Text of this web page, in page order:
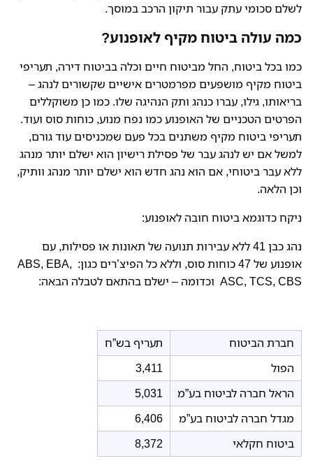
לשלם סכומי עתק עבור תיקון הרכב במוסך.
כמה עולה ביטוח מקיף לאופנוע?
כמו בכל ביטוח, החל מביטוח חיים וכלה בביטוח דירה, תעריפי
ביטוח מקיף מושפעים מפרמטרים אישיים שקשורים לנהג –
בריאותו, גילו, עברו כנהג ותק הנהיגה שלו. כמו כן משוקללים
הפרטים הטכניים של האופנוע כמו נפח מנוע, כוחות סוס ועוד.
תעריפי ביטוח מקיף משתנים בכל פעם שמכניסים עוד גורם,
למשל אם יש לנהג עבר של פסילת רישיון הוא ישלם יותר מנהג
ללא עבר ביטוחי, אם הוא נהג חדש הוא ישלם יותר מנהג וותיק,
וכן הלאה.
ניקח כדוגמא ביטוח חובה לאופנוע:
נהג כבן 41 ללא עבירות תנועה של תאונות או פסילות, עם
אופנוע של 47 כוחות סוס, וללא כל הפיצ’רים כגון: ABS, EBA,
ASC, TCS, CBS וכדומה – ישלם בהתאם לטבלה הבאה:
תעריף בש”ח
חברת הביטוח
3,411
הפול
5,031
הראל חברה לביטוח בע”מ
6,406
מגדל חברה לביטוח בע”מ
8,372
ביטוח חקלאי